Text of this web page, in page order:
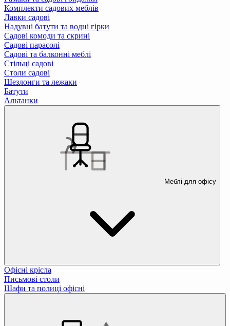
Комплекти садових меблів
Лавки садові
Надувні батути та водні гірки
Садові комоди та скрині
Садові парасолі
Садові та балконні меблі
Стільці садові
Столи садові
Шезлонги та лежаки
Батути
Альтанки
Меблі для офісу
Офісні крісла
Письмові столи
Шафи та полиці офісні